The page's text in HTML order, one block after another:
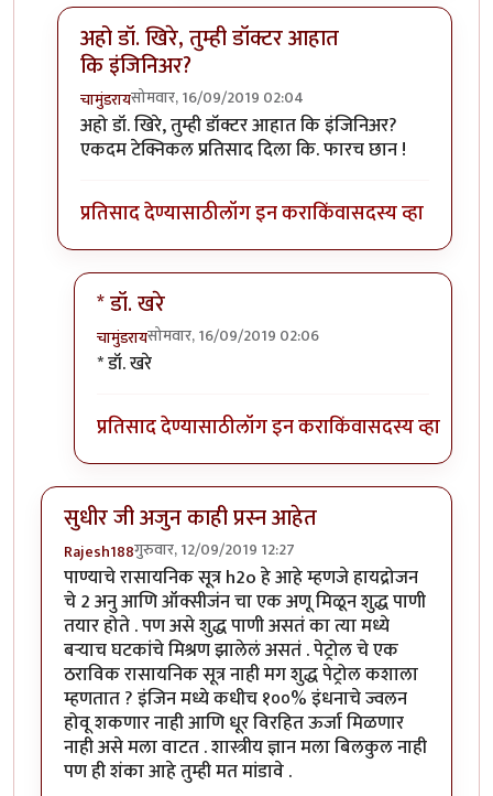
अहो डॉ. खिरे, तुम्ही डॉक्टर आहात
कि इंजिनिअर?
चामुंडरायसोमवार, 16/09/2019 02:04
In reply toयेथे चर्चा करणाऱ्या बहुसंख्यbyसुबोध खरे
अहो डॉ. खिरे, तुम्ही डॉक्टर आहात कि इंजिनिअर?
एकदम टेक्निकल प्रतिसाद दिला कि. फारच छान !
प्रतिसाद देण्यासाठीलॉग इन कराकिंवासदस्य व्हा
* डॉ. खरे
चामुंडरायसोमवार, 16/09/2019 02:06
In reply to
* डॉ. खरे
प्रतिसाद देण्यासाठीलॉग इन कराकिंवासदस्य व्हा
सुधीर जी अजुन काही प्रस्न आहेत
Rajesh188गुरुवार, 12/09/2019 12:27
पाण्याचे रासायनिक सूत्र h2o हे आहे म्हणजे हायद्रोजन
चे 2 अनु आणि ऑक्सीजंन चा एक अणू मिळून शुद्ध पाणी
तयार होते . पण असे शुद्ध पाणी असतं का त्या मध्ये
बऱ्याच घटकांचे मिश्रण झालेलं असतं . पेट्रोल चे एक
ठराविक रासायनिक सूत्र नाही मग शुद्ध पेट्रोल कशाला
म्हणतात ? इंजिन मध्ये कधीच १००% इंधनाचे ज्वलन
होवू शकणार नाही आणि धूर विरहित ऊर्जा मिळणार
नाही असे मला वाटत . शास्त्रीय ज्ञान मला बिलकुल नाही
पण ही शंका आहे तुम्ही मत मांडावे .